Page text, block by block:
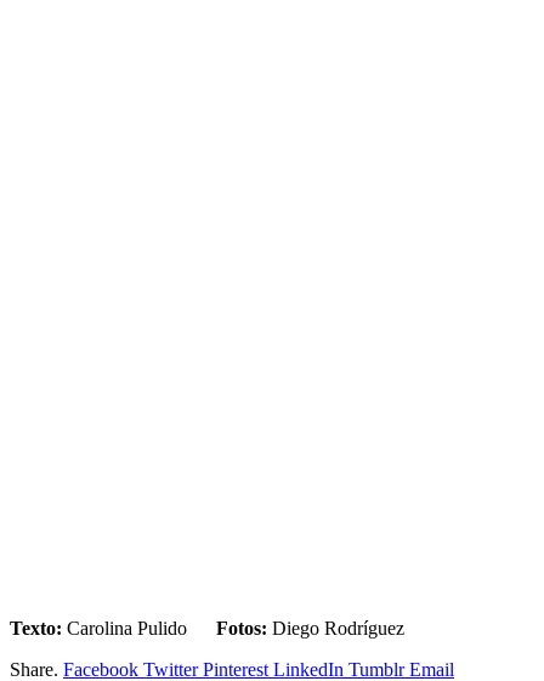
Texto: Carolina Pulido Fotos: Diego Rodríguez
Share. Facebook Twitter Pinterest LinkedIn Tumblr Email